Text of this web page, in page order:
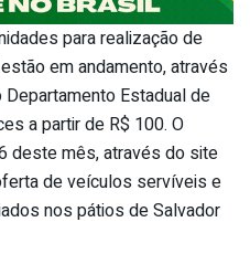
para realização de
em andamento, através
Estadual de
a partir de R$ 100. O
deste mês, através do site
de veículos servíveis e
nos pátios de Salvador